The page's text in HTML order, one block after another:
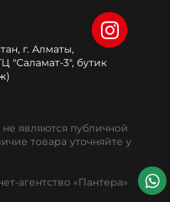
г. Алматы,
"Саламат-3", бутик
являются публичной
товара уточняйте у
агентство «Пантера»